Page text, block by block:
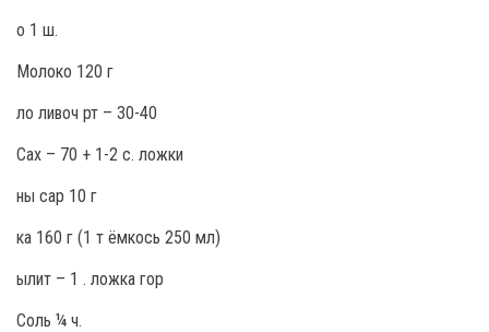
о 1 ш.
Молоко 120 г
ло ливоч рт – 30-40
Сах – 70 + 1-2 с. ложки
ны сар 10 г
ка 160 г (1 т ёмкось 250 мл)
ылит – 1 . ложка гор
Соль ¼ ч.